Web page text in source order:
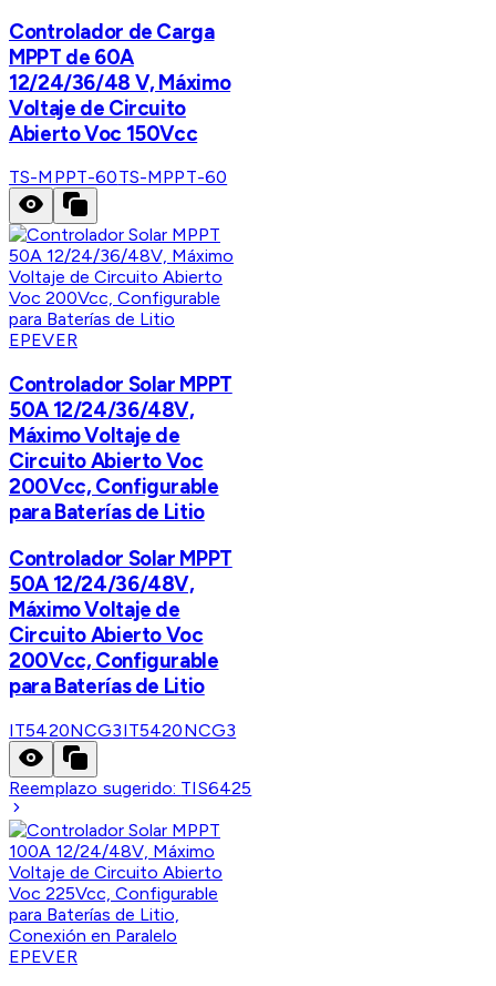
Controlador de Carga
MPPT de 60A
12/24/36/48 V, Máximo
Voltaje de Circuito
Abierto Voc 150Vcc
TS-MPPT-60TS-MPPT-60
EPEVER
Controlador Solar MPPT
50A 12/24/36/48V,
Máximo Voltaje de
Circuito Abierto Voc
200Vcc, Configurable
para Baterías de Litio
Controlador Solar MPPT
50A 12/24/36/48V,
Máximo Voltaje de
Circuito Abierto Voc
200Vcc, Configurable
para Baterías de Litio
IT5420NCG3IT5420NCG3
Reemplazo sugerido: TIS6425
EPEVER